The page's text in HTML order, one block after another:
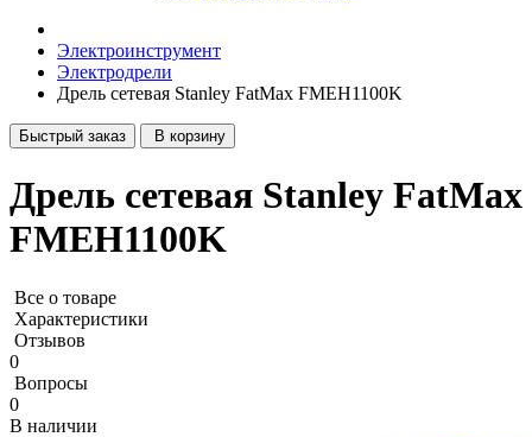
Электроинструмент
Электродрели
Дрель сетевая Stanley FatMax FMEH1100K
Быстрый заказ В корзину
Дрель сетевая Stanley FatMax
FMEH1100K
Все о товаре
Характеристики
Отзывов
0
Вопросы
0
В наличии